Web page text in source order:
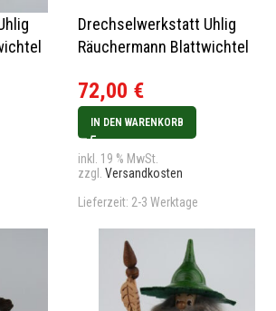
Drechselwerkstatt Uhlig
Räuchermann Blattwichtel
72,00 €
IN DEN WARENKORB
inkl. 19 % MwSt.
zzgl. Versandkosten
Lieferzeit: 2-3 Werktage